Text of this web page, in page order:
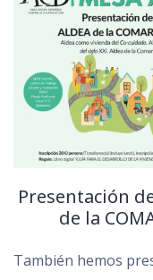
Presentación
de la
También hemos